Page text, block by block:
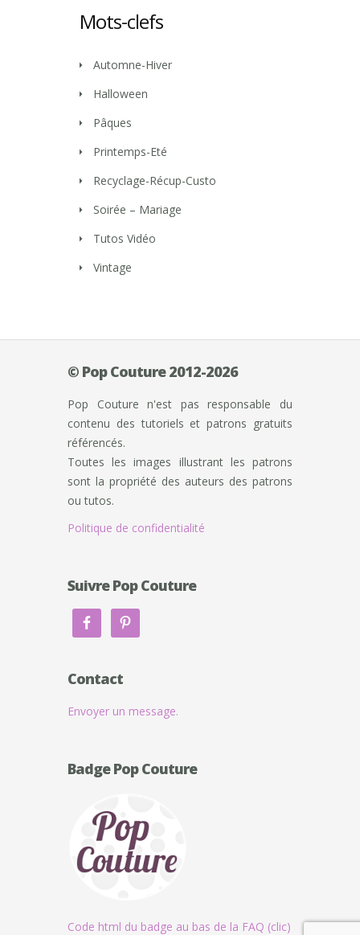
Mots-clefs
Automne-Hiver
Halloween
Pâques
Printemps-Eté
Recyclage-Récup-Custo
Soirée – Mariage
Tutos Vidéo
Vintage
© Pop Couture 2012-2026
Pop Couture n'est pas responsable du
contenu des tutoriels et patrons gratuits
référencés.
Toutes les images illustrant les patrons
sont la propriété des auteurs des patrons
ou tutos.
Politique de confidentialité
Suivre Pop Couture
Contact
Envoyer un message.
Badge Pop Couture
Code html du badge au bas de la FAQ (clic)